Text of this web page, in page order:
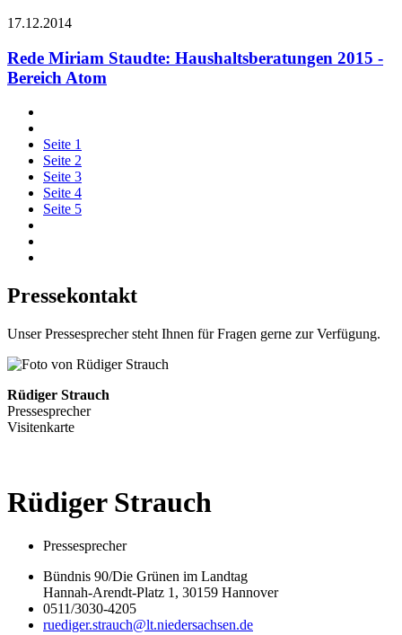
17.12.2014
Rede Miriam Staudte: Haushaltsberatungen 2015 -
Bereich Atom
Seite 1
Seite 2
Seite 3
Seite 4
Seite 5
Pressekontakt
Unser Pressesprecher steht Ihnen für Fragen gerne zur Verfügung.
Rüdiger Strauch
Pressesprecher
Visitenkarte
RüdigerStrauch
Pressesprecher
Bündnis 90/Die Grünen im Landtag
Hannah-Arendt-Platz 1, 30159 Hannover
0511/3030-4205
ruediger.strauch@lt.niedersachsen.de